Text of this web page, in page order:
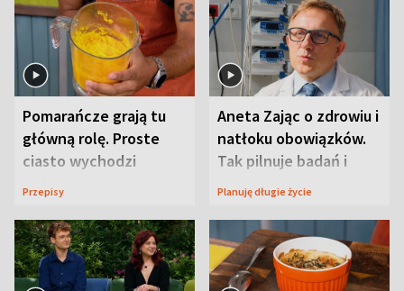
Pomarańcze grają tu
główną rolę. Proste
ciasto wychodzi
wyjątkowo wilgotne
Przepisy
Aneta Zając o zdrowiu i
natłoku obowiązków.
Tak pilnuje badań i
wizyt
Planuję długie życie